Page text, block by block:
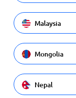
Malaysia
Mongolia
Nepal